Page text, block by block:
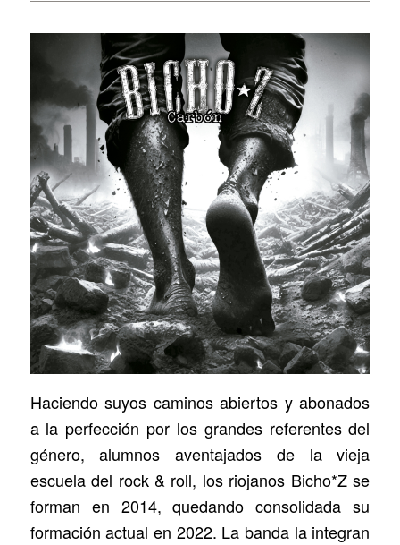
Haciendo suyos caminos abiertos y abonados
a la perfección por los grandes referentes del
género, alumnos aventajados de la vieja
escuela del rock & roll, los riojanos Bicho*Z se
forman en 2014, quedando consolidada su
formación actual en 2022. La banda la integran